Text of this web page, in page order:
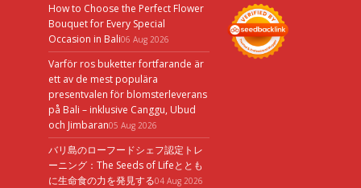
How to Choose the Perfect Flower
Bouquet for Every Special
Occasion in Bali06 Aug 2026
Varför ros buketter fortfarande är
ett av de mest populära
presentvalen för blomsterleverans
på Bali – inklusive Canggu, Ubud
och Jimbaran05 Aug 2026
バリ島のローフードシェフ認定トレ
ーニング：The Seeds of Lifeととも
に生命食の力を発見する04 Aug 2026